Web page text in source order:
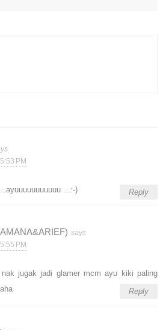
PM
...:-) Reply
PM
jugak jadi glamer mcm ayu kiki paling
Reply